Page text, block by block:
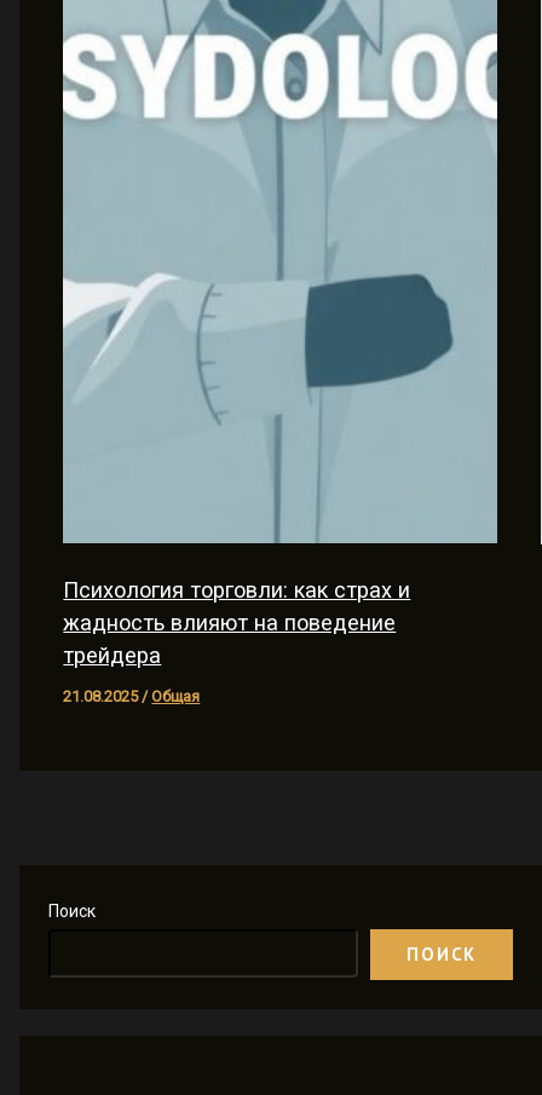
Поиск
ПОИСК
Психология торговли: как страх и
жадность влияют на поведение
трейдера
21.08.2025 /Общая